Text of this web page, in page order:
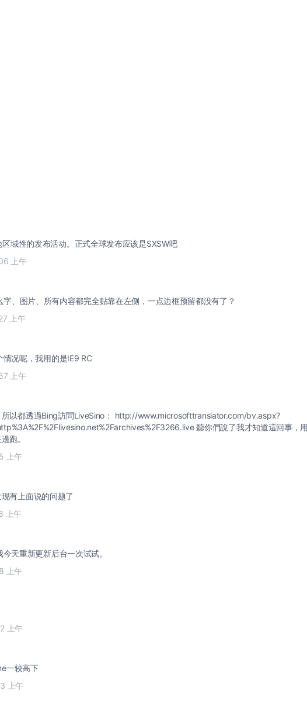
域性的发布活动。正式全球发布应该是SXSW吧
上午
字、图片、所有内容都完全贴靠在左侧，一点边框预留都没有了？
上午
情况呢，我用的是IE9 RC
上午
所以都透過Bing訪問LiveSino： http://www.microsofttranslator.com/bv.aspx?
聽你們說了我才知道這回事，用
跑。
上午
有上面说的问题了
上午
天重新更新后台一次试试。
上午
上午
一较高下
上午